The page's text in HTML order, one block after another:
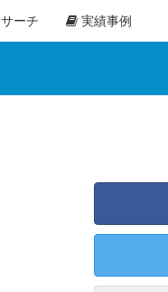
サーチ 実績事例